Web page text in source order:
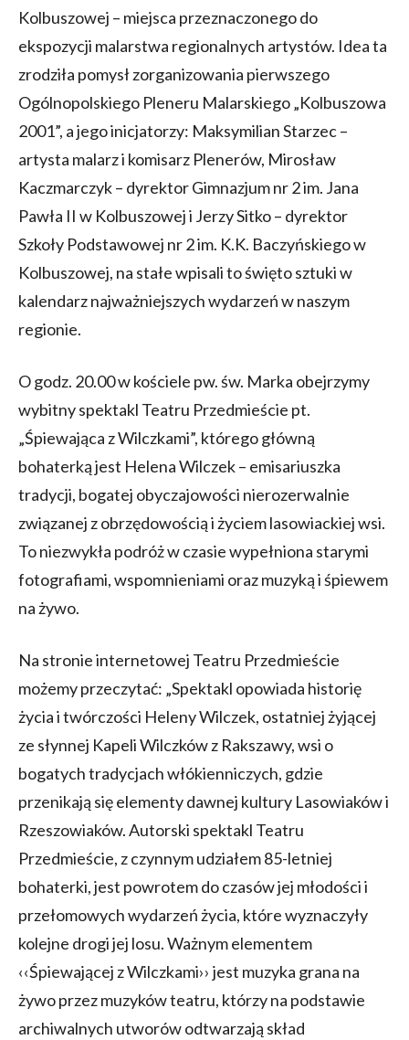
Kolbuszowej – miejsca przeznaczonego do
ekspozycji malarstwa regionalnych artystów. Idea ta
zrodziła pomysł zorganizowania pierwszego
Ogólnopolskiego Pleneru Malarskiego „Kolbuszowa
2001”, a jego inicjatorzy: Maksymilian Starzec –
artysta malarz i komisarz Plenerów, Mirosław
Kaczmarczyk – dyrektor Gimnazjum nr 2 im. Jana
Pawła II w Kolbuszowej i Jerzy Sitko – dyrektor
Szkoły Podstawowej nr 2 im. K.K. Baczyńskiego w
Kolbuszowej, na stałe wpisali to święto sztuki w
kalendarz najważniejszych wydarzeń w naszym
regionie.
O godz. 20.00 w kościele pw. św. Marka obejrzymy
wybitny spektakl Teatru Przedmieście pt.
„Śpiewająca z Wilczkami”, którego główną
bohaterką jest Helena Wilczek – emisariuszka
tradycji, bogatej obyczajowości nierozerwalnie
związanej z obrzędowością i życiem lasowiackiej wsi.
To niezwykła podróż w czasie wypełniona starymi
fotografiami, wspomnieniami oraz muzyką i śpiewem
na żywo.
Na stronie internetowej Teatru Przedmieście
możemy przeczytać: „Spektakl opowiada historię
życia i twórczości Heleny Wilczek, ostatniej żyjącej
ze słynnej Kapeli Wilczków z Rakszawy, wsi o
bogatych tradycjach włókienniczych, gdzie
przenikają się elementy dawnej kultury Lasowiaków i
Rzeszowiaków. Autorski spektakl Teatru
Przedmieście, z czynnym udziałem 85-letniej
bohaterki, jest powrotem do czasów jej młodości i
przełomowych wydarzeń życia, które wyznaczyły
kolejne drogi jej losu. Ważnym elementem
‹‹Śpiewającej z Wilczkami›› jest muzyka grana na
żywo przez muzyków teatru, którzy na podstawie
archiwalnych utworów odtwarzają skład